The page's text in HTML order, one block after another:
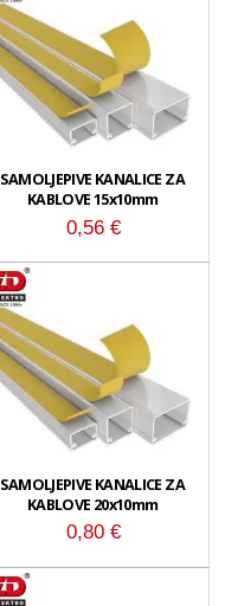
SAMOLJEPIVE KANALICE ZA
KABLOVE 15x10mm
0,56 €
SAMOLJEPIVE KANALICE ZA
KABLOVE 20x10mm
0,80 €